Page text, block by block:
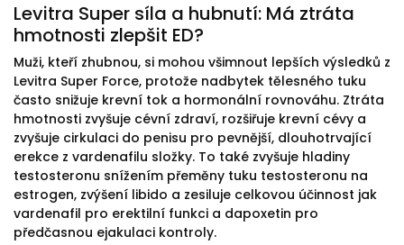
Levitra Super síla a hubnutí: Má ztráta
hmotnosti zlepšit ED?
Muži, kteří zhubnou, si mohou všimnout lepších výsledků z
Levitra Super Force, protože nadbytek tělesného tuku
často snižuje krevní tok a hormonální rovnováhu. Ztráta
hmotnosti zvyšuje cévní zdraví, rozšiřuje krevní cévy a
zvyšuje cirkulaci do penisu pro pevnější, dlouhotrvající
erekce z vardenafilu složky. To také zvyšuje hladiny
testosteronu snížením přeměny tuku testosteronu na
estrogen, zvýšení libido a zesiluje celkovou účinnost jak
vardenafil pro erektilní funkci a dapoxetin pro
předčasnou ejakulaci kontroly.